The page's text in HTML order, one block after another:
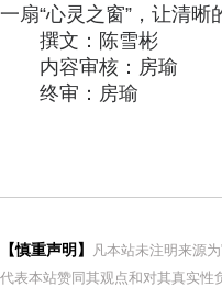
一扇“心灵之窗”，让清
撰文：陈雪彬
内容审核：房瑜
终审：房瑜
【慎重声明】
凡本站未注明来源
代表本站赞同其观点和对其真实性